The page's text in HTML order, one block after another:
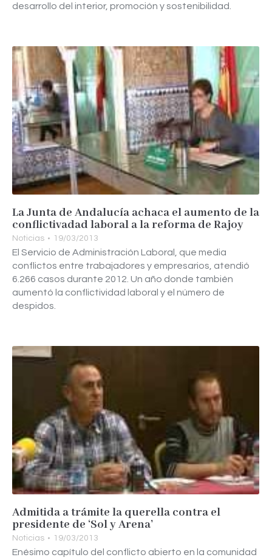
desarrollo del interior, promoción y sostenibilidad.
La Junta de Andalucía achaca el aumento de la
conflictivadad laboral a la reforma de Rajoy
Noticias 19/03/2013
El Servicio de Administración Laboral, que media
conflictos entre trabajadores y empresarios, atendió
6.266 casos durante 2012. Un año donde también
aumentó la conflictividad laboral y el número de
despidos.
Admitida a trámite la querella contra el
presidente de ‘Sol y Arena’
Noticias 19/03/2013
Enésimo capítulo del conflicto abierto en la comunidad